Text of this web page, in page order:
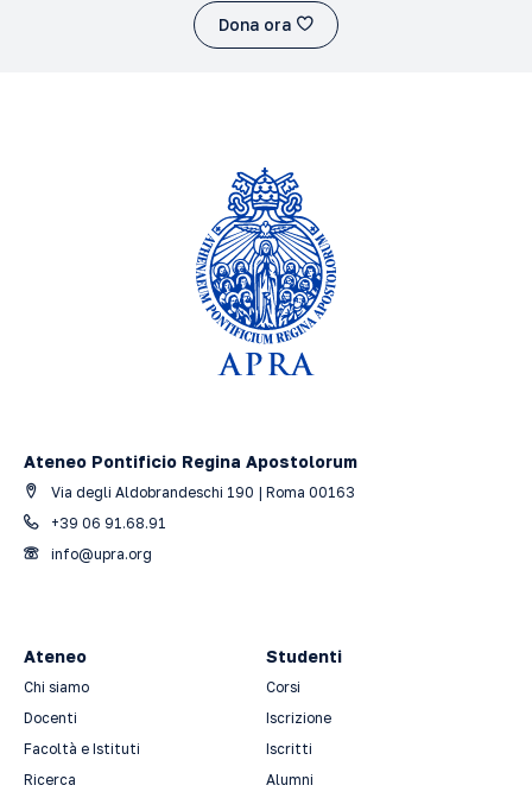
Dona ora
Ateneo Pontificio Regina Apostolorum
Via degli Aldobrandeschi 190 | Roma 00163
+39 06 91.68.91
info@upra.org
Ateneo
Chi siamo
Docenti
Facoltà e Istituti
Ricerca
Studenti
Corsi
Iscrizione
Iscritti
Alumni